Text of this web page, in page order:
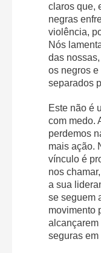
claros que,
negras
violência,
Nós
das
os negros
separados
Este não é
com medo.
perdemos
mais ação.
vínculo é
nos
a sua
se seguem
movimento
seguras em